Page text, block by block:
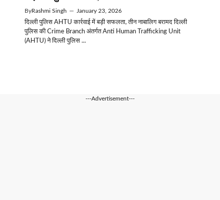
ByRashmi Singh — January 23, 2026
दिल्ली पुलिस AHTU कार्रवाई में बड़ी सफलता, तीन नाबालिग बरामद दिल्ली
पुलिस की Crime Branch अंतर्गत Anti Human Trafficking Unit
(AHTU) ने दिल्ली पुलिस ...
---Advertisement---